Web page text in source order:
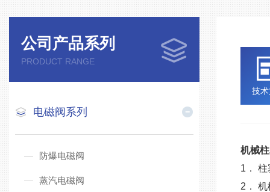
公司产品系列
PRODUCT RANGE
电磁阀系列
防爆电磁阀
蒸汽电磁阀
技
机械
1．
2．